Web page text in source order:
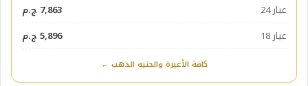
عيار 24
7,863 ج.م
عيار 18
5,896 ج.م
كافة الأعيرة والجنيه الذهب ←